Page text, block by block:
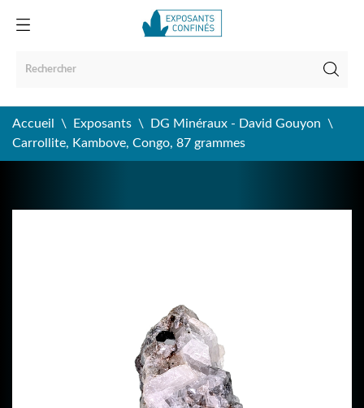
Accueil Exposants
DG Minéraux - David Gouyon
Carrollite, Kambove, Congo, 87 grammes